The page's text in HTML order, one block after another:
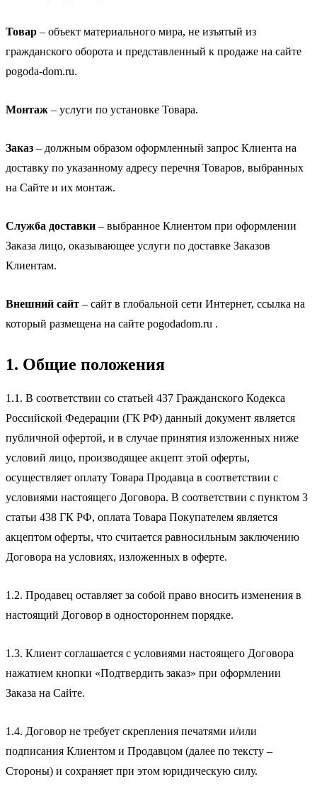
Товар – объект материального мира, не изъятый из
гражданского оборота и представленный к продаже на сайте
pogoda-dom.ru.
Монтаж – услуги по установке Товара.
Заказ – должным образом оформленный запрос Клиента на
доставку по указанному адресу перечня Товаров, выбранных
на Сайте и их монтаж.
Служба доставки – выбранное Клиентом при оформлении
Заказа лицо, оказывающее услуги по доставке Заказов
Клиентам.
Внешний сайт – сайт в глобальной сети Интернет, ссылка на
который размещена на сайте pogodadom.ru .
1. Общие положения
1.1. В соответствии со статьей 437 Гражданского Кодекса
Российской Федерации (ГК РФ) данный документ является
публичной офертой, и в случае принятия изложенных ниже
условий лицо, производящее акцепт этой оферты,
осуществляет оплату Товара Продавца в соответствии с
условиями настоящего Договора. В соответствии с пунктом 3
статьи 438 ГК РФ, оплата Товара Покупателем является
акцептом оферты, что считается равносильным заключению
Договора на условиях, изложенных в оферте.
1.2. Продавец оставляет за собой право вносить изменения в
настоящий Договор в одностороннем порядке.
1.3. Клиент соглашается с условиями настоящего Договора
нажатием кнопки «Подтвердить заказ» при оформлении
Заказа на Сайте.
1.4. Договор не требует скрепления печатями и/или
подписания Клиентом и Продавцом (далее по тексту –
Стороны) и сохраняет при этом юридическую силу.